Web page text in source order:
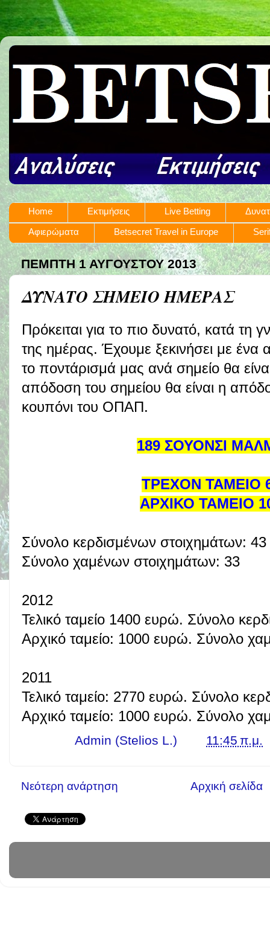
Home Εκτιμήσεις Live Betting
Αφιερώματα
Betsecret Travel in Europe
ΠΈΜΠΤΗ 1 ΑΥΓΟΎΣΤΟΥ 2013
ΔΥΝΑΤΟ ΣΗΜΕΙΟ ΗΜΕΡΑΣ
Πρόκειται για το πιο δυνατό, κατά τη
της ημέρας. Έχουμε ξεκινήσει με ένα
το ποντάρισμά μας ανά σημείο θα
απόδοση του σημείου θα είναι η
κουπόνι του ΟΠΑΠ.
189 ΣΟΥΟΝΣΙ
ΤΡΕΧΟΝ ΤΑΜΕΙΟ
ΑΡΧΙΚΟ ΤΑΜΕΙΟ
Σύνολο κερδισμένων στοιχημάτων: 43
Σύνολο χαμένων στοιχημάτων: 33
2012
Τελικό ταμείο 1400 ευρώ. Σύνολο
Αρχικό ταμείο: 1000 ευρώ. Σύνολο
2011
Τελικό ταμείο: 2770 ευρώ. Σύνολο
Αρχικό ταμείο: 1000 ευρώ. Σύνολο
Admin (Stelios L.) 11:45 π.μ.
Νεότερη ανάρτηση Αρχική σελίδα